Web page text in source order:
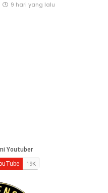
9 hari yang lalu